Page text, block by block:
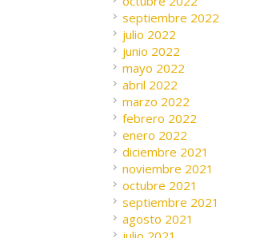
septiembre 2022
julio 2022
junio 2022
mayo 2022
abril 2022
marzo 2022
febrero 2022
enero 2022
diciembre 2021
noviembre 2021
octubre 2021
septiembre 2021
agosto 2021